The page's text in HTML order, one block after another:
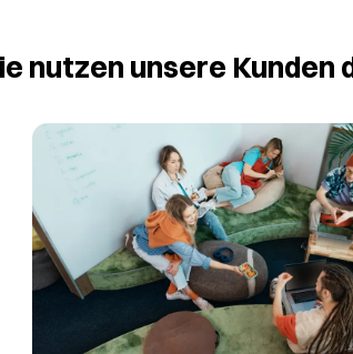
nutzen unsere Kunden